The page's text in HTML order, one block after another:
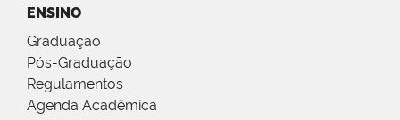
ENSINO
Graduação
Pós-Graduação
Regulamentos
Agenda Acadêmica